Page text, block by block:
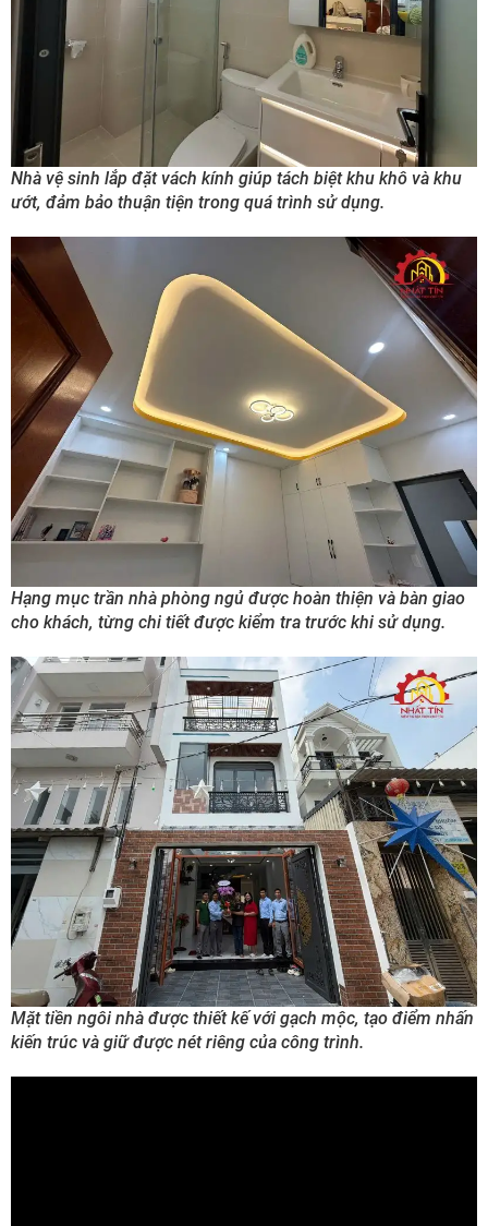
Nhà vệ sinh lắp đặt vách kính giúp tách biệt khu khô và khu
ướt, đảm bảo thuận tiện trong quá trình sử dụng.
Hạng mục trần nhà phòng ngủ được hoàn thiện và bàn giao
cho khách, từng chi tiết được kiểm tra trước khi sử dụng.
Mặt tiền ngôi nhà được thiết kế với gạch mộc, tạo điểm nhấn
kiến trúc và giữ được nét riêng của công trình.